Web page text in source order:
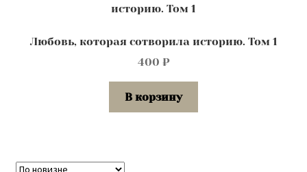
Любовь, которая сотворила историю. Том 1
400 ₽
В корзину